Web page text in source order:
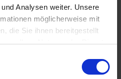
Analysen weiter. Unsere
möglicherweise mit
die Sie ihnen bereitgestellt
Ihrer Nutzung der Dienste
Webseite weiterhin nutzen.
In denWarenkorb